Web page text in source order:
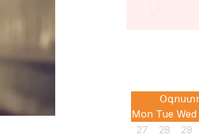
Mon Tue Wed
27
28 29